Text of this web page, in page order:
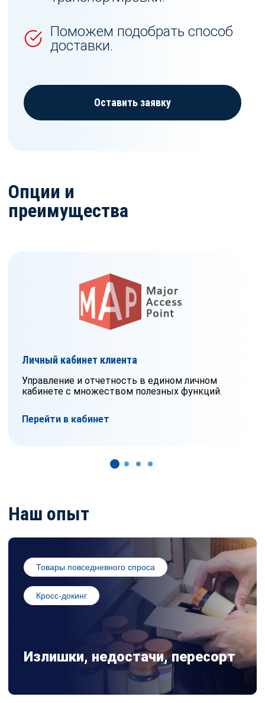
Поможем подобрать способ
доставки.
Оставить заявку
Опции и
преимущества
Личный кабинет клиента
Управление и отчетность в едином личном
кабинете с множеством полезных функций.
Перейти в кабинет
Наш опыт
Товары повседневного спроса
Кросс-докинг
Излишки, недостачи, пересорт